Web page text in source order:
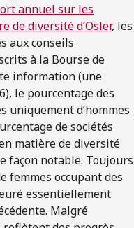
annuel sur les
de diversité d’Osler, les
aux conseils
à la Bourse de
information (une
le pourcentage des
uniquement d’hommes
de sociétés
matière de diversité
façon notable. Toujours
femmes occupant des
essentiellement
Malgré